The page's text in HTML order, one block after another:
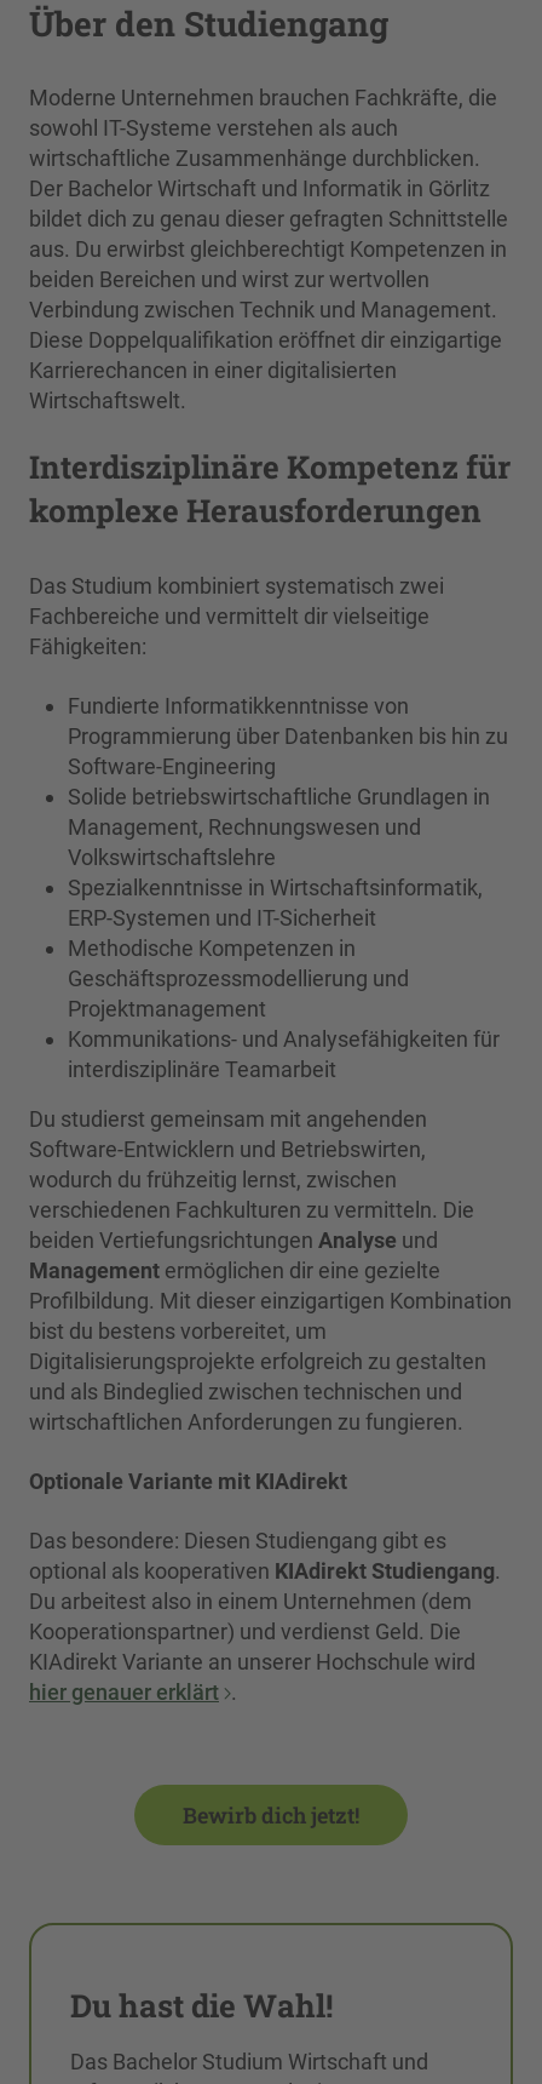
Über den Studiengang
Moderne Unternehmen brauchen Fachkräfte, die
sowohl IT-Systeme verstehen als auch
wirtschaftliche Zusammenhänge durchblicken.
Der Bachelor Wirtschaft und Informatik in Görlitz
bildet dich zu genau dieser gefragten Schnittstelle
aus. Du erwirbst gleichberechtigt Kompetenzen in
beiden Bereichen und wirst zur wertvollen
Verbindung zwischen Technik und Management.
Diese Doppelqualifikation eröffnet dir einzigartige
Karrierechancen in einer digitalisierten
Wirtschaftswelt.
Interdisziplinäre Kompetenz für
komplexe Herausforderungen
Das Studium kombiniert systematisch zwei
Fachbereiche und vermittelt dir vielseitige
Fähigkeiten:
Fundierte Informatikkenntnisse von
Programmierung über Datenbanken bis hin zu
Software-Engineering
Solide betriebswirtschaftliche Grundlagen in
Management, Rechnungswesen und
Volkswirtschaftslehre
Spezialkenntnisse in Wirtschaftsinformatik,
ERP-Systemen und IT-Sicherheit
Methodische Kompetenzen in
Geschäftsprozessmodellierung und
Projektmanagement
Kommunikations- und Analysefähigkeiten für
interdisziplinäre Teamarbeit
Du studierst gemeinsam mit angehenden
Software-Entwicklern und Betriebswirten,
wodurch du frühzeitig lernst, zwischen
verschiedenen Fachkulturen zu vermitteln. Die
beiden Vertiefungsrichtungen Analyse und
Management ermöglichen dir eine gezielte
Profilbildung. Mit dieser einzigartigen Kombination
bist du bestens vorbereitet, um
Digitalisierungsprojekte erfolgreich zu gestalten
und als Bindeglied zwischen technischen und
wirtschaftlichen Anforderungen zu fungieren.
Optionale Variante mit KIAdirekt
Das besondere: Diesen Studiengang gibt es
optional als kooperativen KIAdirekt Studiengang.
Du arbeitest also in einem Unternehmen (dem
Kooperationspartner) und verdienst Geld. Die
KIAdirekt Variante an unserer Hochschule wird
hier genauer erklärt .
Bewirb dich jetzt!
Du hast die Wahl!
Das Bachelor Studium Wirtschaft und